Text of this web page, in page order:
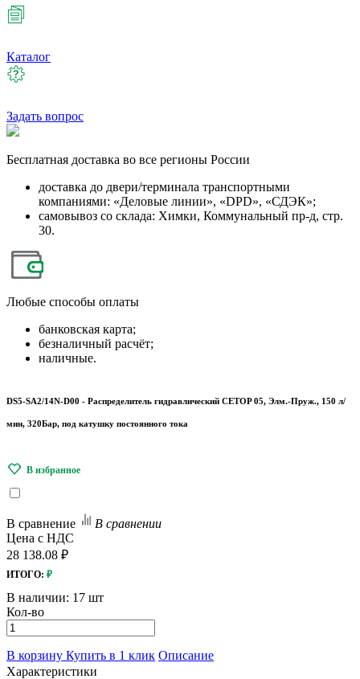
Каталог
Задать вопрос
Бесплатная доставка во все регионы России
доставка до двери/терминала транспортными
компаниями: «Деловые линии», «DPD», «СДЭК»;
самовывоз со склада: Химки, Коммунальный пр-д, стр.
30.
Любые способы оплаты
банковская карта;
безналичный расчёт;
наличные.
DS5-SA2/14N-D00 - Распределитель гидравлический CETOP 05, Элм.-Пруж., 150 л/
мин, 320Бар, под катушку постоянного тока
В сравнение
В сравнении
Цена с НДС
28 138.08 ₽
ИТОГО: ₽
В наличии: 17 шт
Кол-во
В корзину Купить в 1 клик Описание
Характеристики